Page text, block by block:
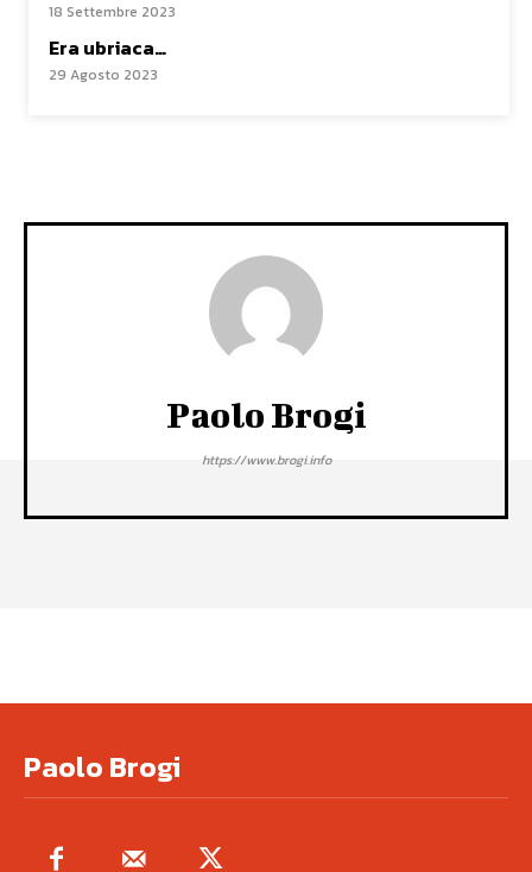
18 Settembre 2023
Era ubriaca…
29 Agosto 2023
Paolo Brogi
https://www.brogi.info
Paolo Brogi